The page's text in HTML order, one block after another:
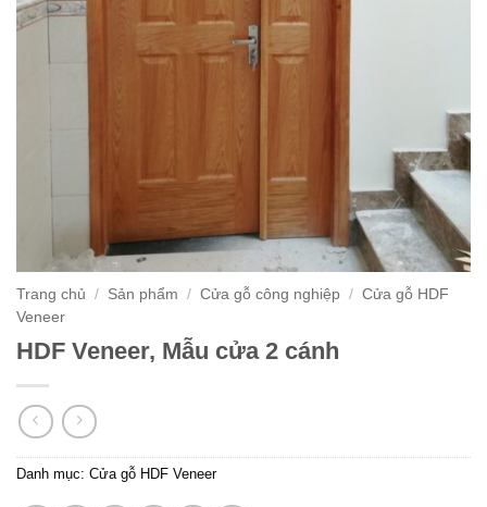
Trang chủ / Sản phẩm / Cửa gỗ công nghiệp / Cửa gỗ HDF
Veneer
HDF Veneer, Mẫu cửa 2 cánh
Danh mục: Cửa gỗ HDF Veneer